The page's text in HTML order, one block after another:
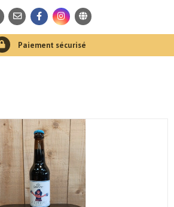
Retrait en 1 heure
Paiement sécurisé